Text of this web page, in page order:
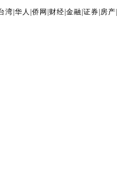
湾 华人 侨网 财经 金融 证券 房产